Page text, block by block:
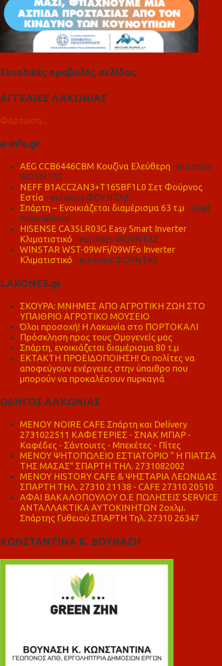
Συνολικές προβολές σελίδας
ΑΓΓΕΛΙΕΣ ΛΑΚΩΝΙΑΣ
Φόρτωση...
e-info.gr
AEG CCB6446CBM Κουζίνα Ελεύθερη - euronics
ΦΟΥΝΤΑΣ
NEFF B1ACC2AN3+T16SBF1L0 Σετ Φούρνος
Εστία - euronics ΦΟΥΝΤΑΣ
Σπάρτη – Ενοικιάζεται διαμέρισμα 63 τ.μ - Grad
international
HISENSE CA35LR03G Easy Smart Inverter
Κλιματιστικό - euronics ΦΟΥΝΤΑΣ
WINSTAR WST-09WFi/09WFo Inverter
Κλιματιστικό - euronics ΦΟΥΝΤΑΣ
LAKONES.gr
ΣΚΟΥΡΑ: ΜΝΗΜΕΣ ΑΠΟ ΑΓΡΟΤΙΚΗ ΖΩΗ ΣΤΟ
ΥΠΑΙΘΡΙΟ ΑΓΡΟΤΙΚΟ ΜΟΥΣΕΙΟ
Όλοι προσοχή! Η Λακωνία στο ΠΟΡΤΟΚΑΛΙ
Πρόσκληση προς τους Ομογενείς μας
Σπάρτη, ενοικιάζεται διαμέρισμα 80 τ.μ
ΕΚΤΑΚΤΗ ΠΡΟΕΙΔΟΠΟΙΗΣΗ! Οι πολίτες να
αποφεύγουν ενέργειες στην ύπαιθρο που
μπορούν να προκαλέσουν πυρκαγιά
ΟΔΗΓΟΣ ΛΑΚΩΝΙΑΣ
MENOY NOIRE CAFE Σπάρτη και Delivery
2731022511 ΚΑΦΕΤΕΡΙΕΣ - ΣΝΑΚ ΜΠΑΡ -
Καφέδες - Σάντουιτς - Μπεκέτες - Πίτες
ΜΕΝΟΥ ΨΗΤΟΠΩΛΕΙΟ ΕΣΤΙΑΤΟΡΙΟ " Η ΠΙΑΤΣΑ
ΤΗΣ ΜΑΣΑΣ" ΣΠΑΡΤΗ ΤΗΛ. 2731082002
ΜΕΝΟΥ HISTORY CAFE & ΨΗΣΤΑΡΙΑ ΛΕΩΝΙΔΑΣ
ΣΠΑΡΤΗ ΤΗΛ. 27310 21138 - CAFE 27310 20510
ΑΦΑΙ ΒΑΚΑΛΟΠΟΥΛΟΥ Ο.Ε ΠΩΛΗΣΕΙΣ SERVICE
ΑΝΤΑΛΛΑΚΤΙΚΑ ΑΥΤΟΚΙΝΗΤΩΝ 2οχλμ.
Σπάρτης Γυθειού ΣΠΑΡΤΗ Τηλ. 27310 26347
ΚΩΝΣΤΑΝΤΙΝΑ Κ. ΒΟΥΝΑΣΗ